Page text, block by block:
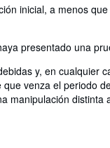
inicial, a menos
presentado una
y, en
venza el periodo